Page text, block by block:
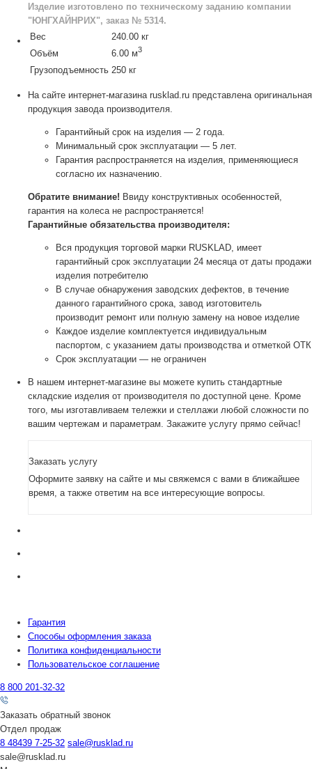
Изделие изготовлено по техническому заданию компании
"ЮНГХАЙНРИХ", заказ № 5314.
Вес
240.00 кг
Объём
6.00 м3
Грузоподъемность 250 кг
На сайте интернет-магазина rusklad.ru представлена оригинальная
продукция завода производителя.
Гарантийный срок на изделия — 2 года.
Минимальный срок эксплуатации — 5 лет.
Гарантия распространяется на изделия, применяющиеся
согласно их назначению.
Обратите внимание! Ввиду конструктивных особенностей,
гарантия на колеса не распространяется!
Гарантийные обязательства производителя:
Вся продукция торговой марки RUSKLAD, имеет
гарантийный срок эксплуатации 24 месяца от даты продажи
изделия потребителю
В случае обнаружения заводских дефектов, в течение
данного гарантийного срока, завод изготовитель
производит ремонт или полную замену на новое изделие
Каждое изделие комплектуется индивидуальным
паспортом, с указанием даты производства и отметкой ОТК
Срок эксплуатации — не ограничен
В нашем интернет-магазине вы можете купить стандартные
складские изделия от производителя по доступной цене. Кроме
того, мы изготавливаем тележки и стеллажи любой сложности по
вашим чертежам и параметрам. Закажите услугу прямо сейчас!
Заказать услугу
Оформите заявку на сайте и мы свяжемся с вами в ближайшее
время, а также ответим на все интересующие вопросы.
Гарантия
Способы оформления заказа
Политика конфиденциальности
Пользовательское соглашение
8 800 201-32-32
Заказать обратный звонок
Отдел продаж
8 48439 7-25-32 sale@rusklad.ru
sale@rusklad.ru